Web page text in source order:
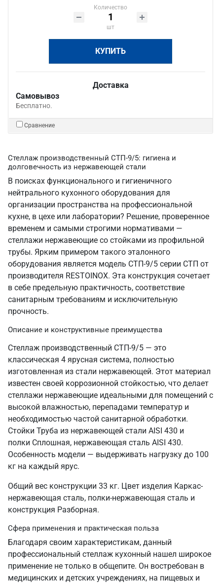
Количество
шт
КУПИТЬ
Доставка
Самовывоз
Бесплатно.
Сравнение
Стеллаж производственный СТП-9/5: гигиена и
долговечность из нержавеющей стали
В поисках функционального и гигиеничного
нейтрального кухонного оборудования для
организации пространства на профессиональной
кухне, в цехе или лаборатории? Решение, проверенное
временем и самыми строгими нормативами —
стеллажи нержавеющие со стойками из профильной
трубы. Ярким примером такого эталонного
оборудования является модель СТП-9/5 серии СТП от
производителя RESTOINOX. Эта конструкция сочетает
в себе предельную практичность, соответствие
санитарным требованиям и исключительную
прочность.
Описание и конструктивные преимущества
Стеллаж производственный СТП-9/5 — это
классическая 4 ярусная система, полностью
изготовленная из стали нержавеющей. Этот материал
известен своей коррозионной стойкостью, что делает
стеллажи нержавеющие идеальными для помещений с
высокой влажностью, перепадами температур и
необходимостью частой санитарной обработки.
Стойки Труба из нержавеющей стали AISI 430 и
полки Сплошная, нержавеющая сталь AISI 430.
Особенность модели — выдерживать нагрузку до 100
кг на каждый ярус.
Общий вес конструкции 33 кг. Цвет изделия Каркас-
нержавеющая сталь, полки-нержавеющая сталь и
конструкция Разборная.
Сфера применения и практическая польза
Благодаря своим характеристикам, данный
профессиональный стеллаж кухонный нашел широкое
применение не только в общепите. Он востребован в
медицинских и детских учреждениях, на пищевых и